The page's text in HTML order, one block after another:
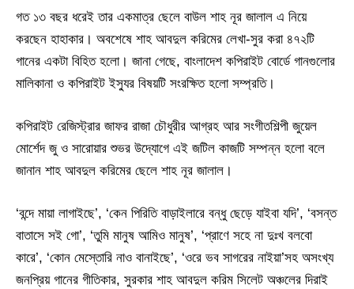
গত ১৩ বছর ধরেই তার একমাত্র ছেলে বাউল শাহ নূর জালাল এ নিয়ে
করছেন হাহাকার। অবশেষে শাহ আবদুল করিমের লেখা-সুর করা ৪৭২টি
গানের একটা বিহিত হলো। জানা গেছে, বাংলাদেশ কপিরাইট বোর্ডে গানগুলোর
মালিকানা ও কপিরাইট ইস্যুর বিষয়টি সংরক্ষিত হলো সম্প্রতি।
কপিরাইট রেজিস্ট্রার জাফর রাজা চৌধুরীর আগ্রহ আর সংগীতশিল্পী জুয়েল
মোর্শেদ জু ও সারোয়ার শুভর উদ্যোগে এই জটিল কাজটি সম্পন্ন হলো বলে
জানান শাহ আবদুল করিমের ছেলে শাহ নূর জালাল।
‘বন্দে মায়া লাগাইছে’, ‘কেন পিরিতি বাড়াইলারে বন্ধু ছেড়ে যাইবা যদি’, ‘বসন্ত
বাতাসে সই গো’, ‘তুমি মানুষ আমিও মানুষ’, ‘প্রাণে সহে না দুঃখ বলবো
কারে’, ‘কোন মেস্তোরি নাও বানাইছে’, ‘ওরে ভব সাগরের নাইয়া’সহ অসংখ্য
জনপ্রিয় গানের গীতিকার, সুরকার শাহ আবদুল করিম সিলেট অঞ্চলের দিরাই